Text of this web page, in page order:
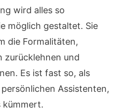
wird alles so
möglich gestaltet. Sie
die Formalitäten,
zurücklehnen und
Es ist fast so, als
Assistenten,
kümmert.